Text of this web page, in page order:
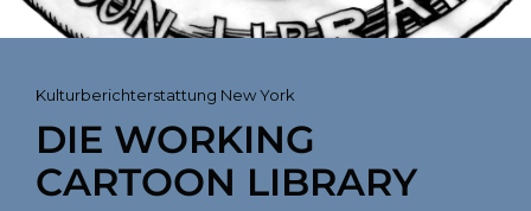
Cat
Links
Kulturberichterstattung New York
DIE WORKING
CARTOON LIBRARY